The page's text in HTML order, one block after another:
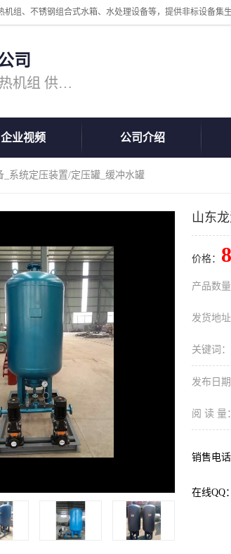
司
主营产品：换热器 板式换热器 换热机组 供水设备 水处理设备
企业视频 公司介绍
_系统定压装置/定压罐_缓冲水罐
山东
价格：
产品数量
发货地址
关键词：
发布日期
阅 读 量：
销售电话
在线QQ：